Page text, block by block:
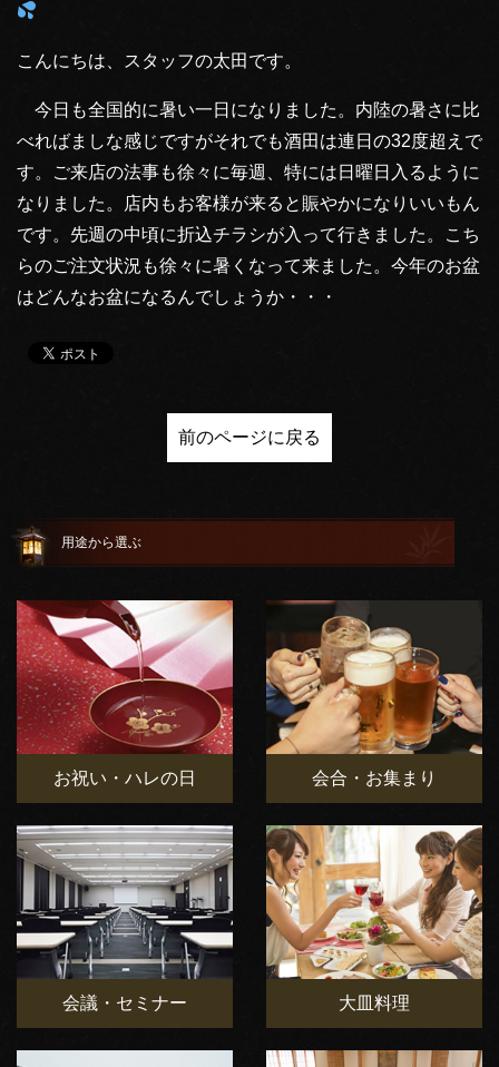
こんにちは、スタッフの太田です。
今日も全国的に暑い一日になりました。内陸の暑さに比
べればましな感じですがそれでも酒田は連日の32度超えで
す。ご来店の法事も徐々に毎週、特には日曜日入るように
なりました。店内もお客様が来ると賑やかになりいいもん
です。先週の中頃に折込チラシが入って行きました。こち
らのご注文状況も徐々に暑くなって来ました。今年のお盆
はどんなお盆になるんでしょうか・・・
前のページに戻る
用途から選ぶ
お祝い・ハレの日 会合・お集まり
会議・セミナー 大皿料理